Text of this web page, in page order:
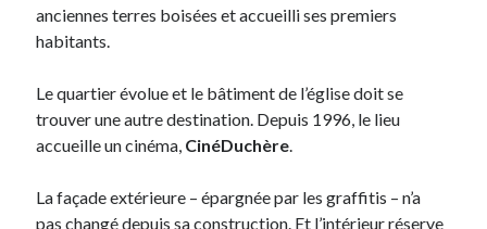
anciennes terres boisées et accueilli ses premiers
habitants.
Le quartier évolue et le bâtiment de l’église doit se
trouver une autre destination. Depuis 1996, le lieu
accueille un cinéma, CinéDuchère.
La façade extérieure – épargnée par les graffitis – n’a
pas changé depuis sa construction. Et l’intérieur réserve